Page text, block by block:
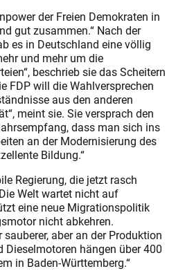
der Freien Demokraten in
gut zusammen.“ Nach der
es in Deutschland eine völlig
und mehr um die
beschrieb sie das Scheitern
FDP will die Wahlversprechen
aus den anderen
meint sie. Sie versprach den
dass man sich ins
an der Modernisierung des
Bildung.“
Regierung, die jetzt rasch
Welt wartet nicht auf
eine neue Migrationspolitik
nicht abkehren.
aber an der Produktion
Dieselmotoren hängen über 400
in Baden-Württemberg.“